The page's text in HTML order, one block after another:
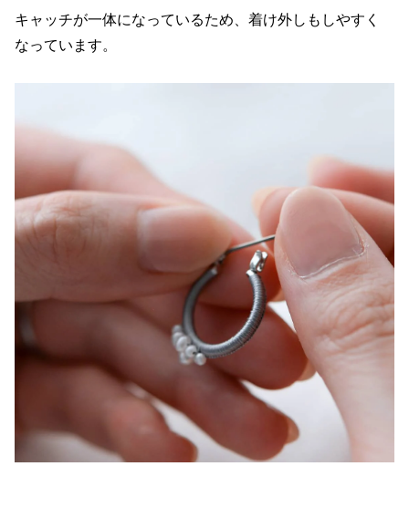
キャッチが一体になっているため、着け外しもしやすく
なっています。